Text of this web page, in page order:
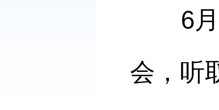
6月3
会，听